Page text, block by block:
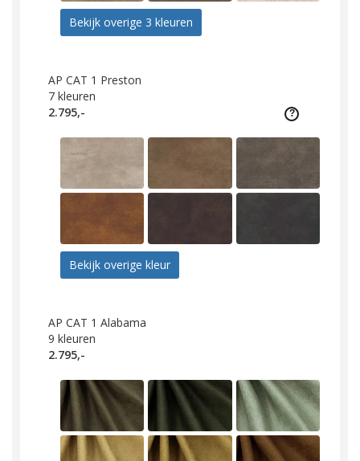
Bekijk overige 3 kleuren
AP CAT 1 Preston
7 kleuren
2.795,-
Bekijk overige kleur
AP CAT 1 Alabama
9 kleuren
2.795,-